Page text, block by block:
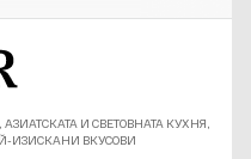
И СВЕТОВНАТА КУХНЯ,
ИЗИСКАНИ ВКУСОВИ